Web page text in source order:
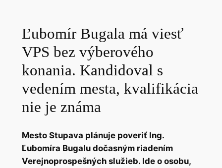
Ľubomír Bugala má viesť
VPS bez výberového
konania. Kandidoval s
vedením mesta, kvalifikácia
nie je známa
Mesto Stupava plánuje poveriť Ing.
Ľubomíra Bugalu dočasným riadením
Verejnoprospešných služieb. Ide o osobu,